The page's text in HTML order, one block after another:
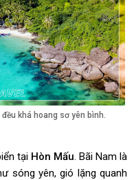
khá hoang sơ yên bình.
tại Hòn Mấu . Bãi Nam là
sóng yên, gió lặng quanh